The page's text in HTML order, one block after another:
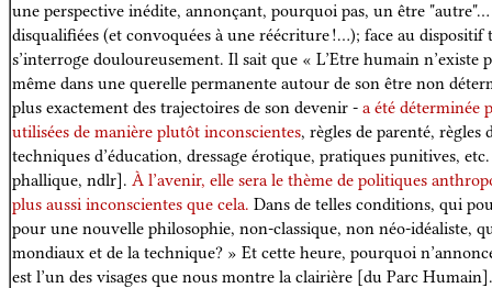
une perspective inédite, annonçant, pourquoi pas, un être
disqualifiées (et convoquées à une réécriture !…); face au
s’interroge douloureusement. Il sait que « L’Etre humain n’existe
même dans une querelle permanente autour de son être non
plus exactement des trajectoires de son devenir - a été déterminée
utilisées de manière plutôt inconscientes, règles de parenté, règles
techniques d’éducation, dressage érotique, pratiques punitives,
phallique, ndlr]. À l’avenir, elle sera le thème de politiques
plus aussi inconscientes que cela. Dans de telles conditions, qui
pour une nouvelle philosophie, non-classique, non néo-idéaliste,
mondiaux et de la technique? » Et cette heure, pourquoi
est l’un des visages que nous montre la clairière [du Parc